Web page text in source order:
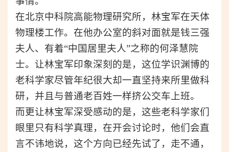
在北京中科院高能物理研究所，林宝军在天体
物理楼工作。在他办公室的斜对面就是钱三强
夫人、有着“中国居里夫人”之称的何泽慧院
士。让林宝军印象深刻的是，这位学识渊博的
老科学家尽管年纪很大却一直坚持来所里做科
研，并且与普通老百姓一样挤公交车上班。
而更让林宝军深受感动的是，这些老科学家们
眼里只有科学真理，在开会讨论时，他们会直
言不讳地说，这个方向已经先试了，走不通，